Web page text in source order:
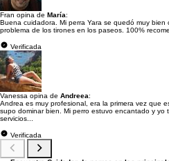
Fran opina de María:
Buena cuidadora. Mi perra Yara se quedó muy
problema de los tirones en los paseos. 100%
Verificada
Vanessa opina de Andreea:
Andrea es muy profesional, era la primera vez que
supo dominar bien. Mi perro estuvo encantado y
servicios...
Verificada